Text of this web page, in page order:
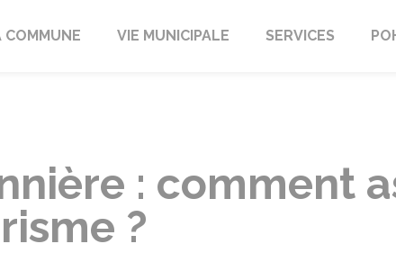
COMMUNE VIE MUNICIPALE SERVICES
: comment
?